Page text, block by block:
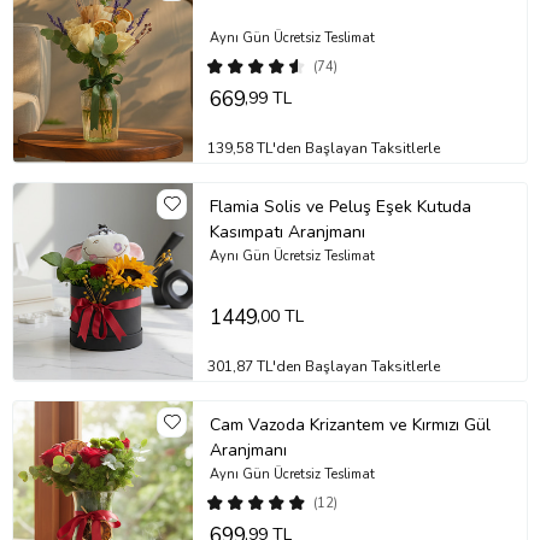
(74)
Aynı Gün Ücretsiz Teslimat
669,99 TL
139,58 TL'den Başlayan Taksitlerle
Flamia Solis ve Peluş Eşek Kutuda
Kasımpatı Aranjmanı
Aynı Gün Ücretsiz Teslimat
1449,00 TL
301,87 TL'den Başlayan Taksitlerle
Cam Vazoda Krizantem ve Kırmızı Gül
Aranjmanı
(12)
Aynı Gün Ücretsiz Teslimat
,99 TL